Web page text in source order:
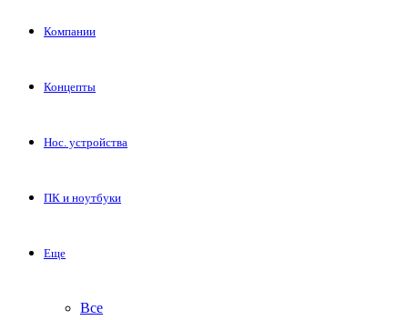
Компании
Концепты
Нос. устройства
ПК и ноутбуки
Еще
Все